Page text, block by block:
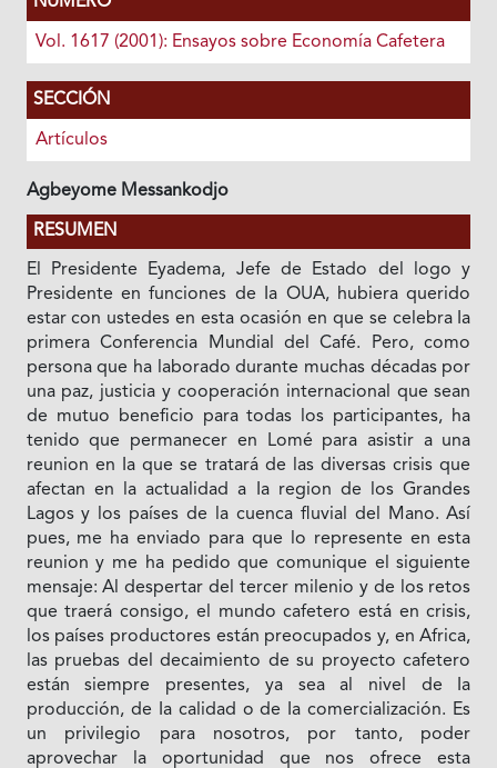
Vol. 1617 (2001): Ensayos sobre Economía Cafetera
SECCIÓN
Artículos
Agbeyome Messankodjo
RESUMEN
El Presidente Eyadema, Jefe de Estado del logo y
Presidente en funciones de Ia OUA, hubiera querido
estar con ustedes en esta ocasión en que se celebra Ia
primera Conferencia Mundial del Café. Pero, como
persona que ha laborado durante muchas décadas por
una paz, justicia y cooperación internacional que sean
de mutuo beneficio para todas los participantes, ha
tenido que permanecer en Lomé para asistir a una
reunion en Ia que se tratará de las diversas crisis que
afectan en la actualidad a Ia region de los Grandes
Lagos y los países de la cuenca fluvial del Mano. Así
pues, me ha enviado para que lo represente en esta
reunion y me ha pedido que comunique el siguiente
mensaje: Al despertar del tercer milenio y de los retos
que traerá consigo, el mundo cafetero está en crisis,
los países productores están preocupados y, en Africa,
las pruebas del decaimiento de su proyecto cafetero
están siempre presentes, ya sea al nivel de Ia
producción, de Ia calidad o de Ia comercialización. Es
un privilegio para nosotros, por tanto, poder
aprovechar la oportunidad que nos ofrece esta